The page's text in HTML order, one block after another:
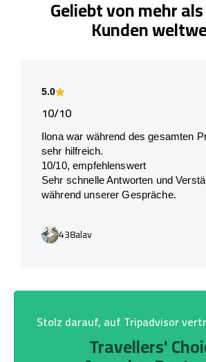
Geliebt von mehr als
Kunden
5.0
10/10
Ilona war während des gesamten
sehr hilfreich.
10/10, empfehlenswert
Sehr schnelle Antworten und
während unserer Gespräche.
438alav
Stolz darauf, auf Tripadvisor
Travellers'